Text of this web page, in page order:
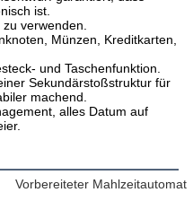
ist.
verwenden.
Münzen, Kreditkarten,
und Taschenfunktion.
Sekundärstoßstruktur für
machend.
alles Datum auf
Vorbereiteter Mahlzeitautomat